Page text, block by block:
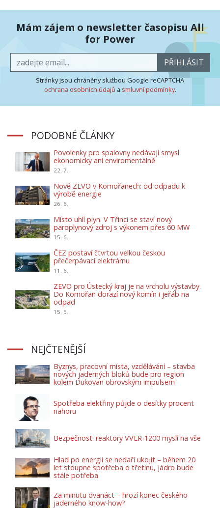
Mám zájem o newsletter časopisu All
for Power
PŘIHLÁSIT
Stránky jsou chráněny službou Google reCAPTCHA
ochrana osobních údajů a smluvní podmínky.
PODOBNÉ ČLÁNKY
Povolenky pro spalovny nedávají smysl
ekonomicky ani enviromentálně
22. 7.
Nové ZEVO v Komořanech: od odpadu k
výrobě energie
26. 6.
Místo uhlí plyn. V Třinci se staví nový
paroplynový zdroj s výkonem přes 60 MW
15. 6.
ČEZ postaví čtvrtou velkou českou
přečerpávací elektrárnu
11. 6.
ZEVO pro Ústecký kraj je na vrcholu výstavby.
Do Komořan dorazí nový komín i jeřáb na
odpad
15. 5.
NEJČTENĚJŠÍ
Byznys, pracovní místa, vzdělávání – stavba
nových jaderných bloků bude pro region
kolem Dukovan obrovským impulsem
Spotřeba elektřiny půjde o desítky procent
nahoru
Bezpečnost: reaktory VVER-1200 myslí na vše
Hlad po energii se nedaří ukojit – během 20
let stoupne spotřeba o třetinu, jádro bude
stále potřeba
Za minutu dvanáct – hrozí konec českého
jaderného know-how?